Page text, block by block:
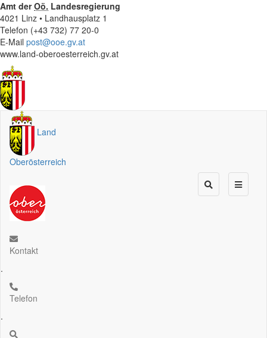
Amt derOö. Landesregierung
4021 Linz • Landhausplatz 1
Telefon (+43 732) 77 20-0
E-Mail post@ooe.gv.at
www.land-oberoesterreich.gv.at
Land
Oberösterreich
Kontakt
.
Telefon
.